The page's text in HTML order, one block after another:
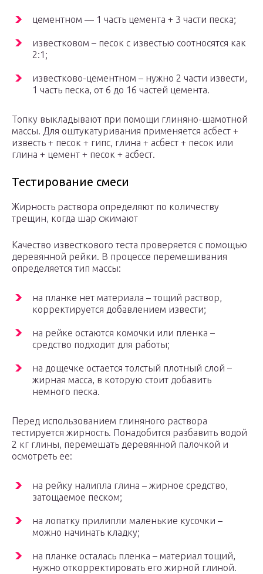
цементном — 1 часть цемента + 3 части песка;
известковом – песок с известью соотносятся как
2:1;
известково-цементном – нужно 2 части извести,
1 часть песка, от 6 до 16 частей цемента.
Топку выкладывают при помощи глиняно-шамотной
массы. Для оштукатуривания применяется асбест +
известь + песок + гипс, глина + асбест + песок или
глина + цемент + песок + асбест.
Тестирование смеси
Жирность раствора определяют по количеству
трещин, когда шар сжимают
Качество известкового теста проверяется с помощью
деревянной рейки. В процессе перемешивания
определяется тип массы:
на планке нет материала – тощий раствор,
корректируется добавлением извести;
на рейке остаются комочки или пленка –
средство подходит для работы;
на дощечке остается толстый плотный слой –
жирная масса, в которую стоит добавить
немного песка.
Перед использованием глиняного раствора
тестируется жирность. Понадобится разбавить водой
2 кг глины, перемешать деревянной палочкой и
осмотреть ее:
на рейку налипла глина – жирное средство,
затощаемое песком;
на лопатку прилипли маленькие кусочки –
можно начинать кладку;
на планке осталась пленка – материал тощий,
нужно откорректировать его жирной глиной.